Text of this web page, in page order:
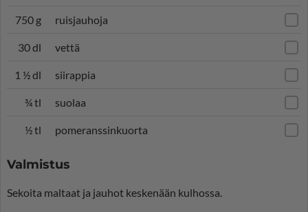
750 g ruisjauhoja
30 dl vettä
1 ½ dl siirappia
¾ tl suolaa
½ tl pomeranssinkuorta
Valmistus
Sekoita maltaat ja jauhot keskenään kulhossa.